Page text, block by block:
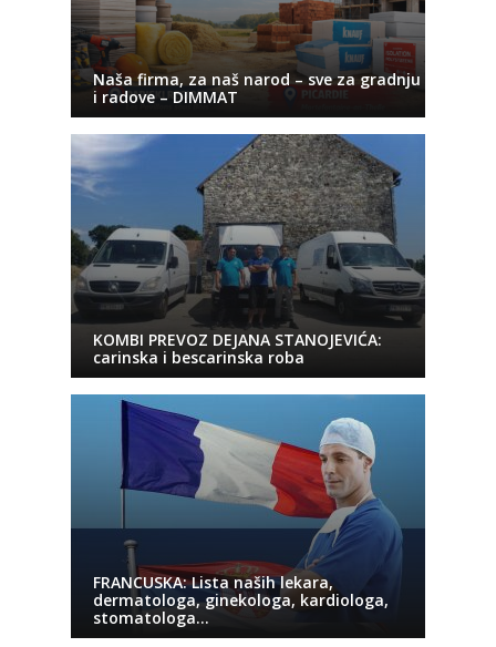
Naša firma, za naš narod – sve za gradnju
i radove – DIMMAT
KOMBI PREVOZ DEJANA STANOJEVIĆA:
carinska i bescarinska roba
FRANCUSKA: Lista naših lekara,
dermatologa, ginekologa, kardiologa,
stomatologa…